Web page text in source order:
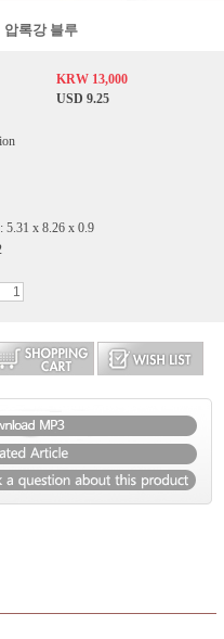
압록강 블루
KRW 13,000
USD 9.25
5.31 x 8.26 x 0.9